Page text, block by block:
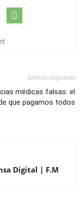
Artículo siguiente
médicas falsas: el
que pagamos todos
Digital | F.M